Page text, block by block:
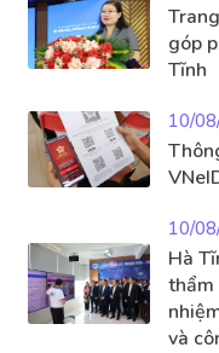
góp
Tĩnh
10/
10/
Hà
thẩm
và